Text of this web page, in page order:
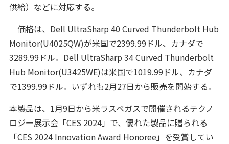
供給）などに対応する。
価格は、Dell UltraSharp 40 Curved Thunderbolt Hub
Monitor(U4025QW)が米国で2399.99ドル、カナダで
3289.99ドル。Dell UltraSharp 34 Curved Thunderbolt
Hub Monitor(U3425WE)は米国で1019.99ドル、カナダ
で1399.99ドル。いずれも2月27日から販売を開始する。
本製品は、1月9日から米ラスベガスで開催されるテクノ
ロジー展示会「CES 2024」で、優れた製品に贈られる
「CES 2024 Innovation Award Honoree」を受賞してい